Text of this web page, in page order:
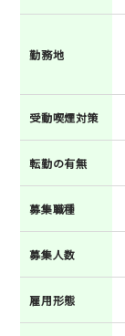
勤務地
受動喫煙対策
転勤の有無
募集職種
募集人数
雇用形態